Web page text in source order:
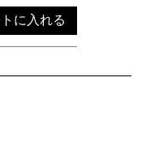
に入れる